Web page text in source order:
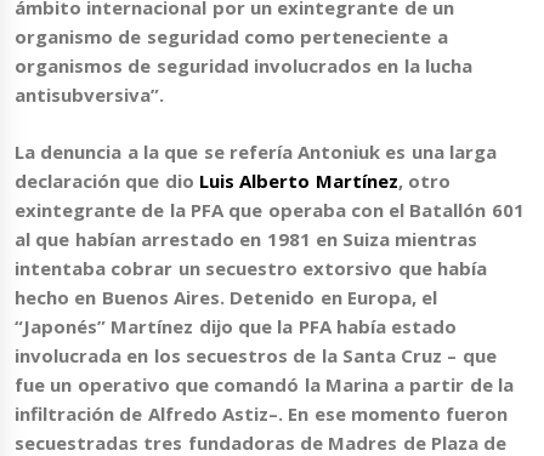
ámbito internacional por un exintegrante de un
organismo de seguridad como perteneciente a
organismos de seguridad involucrados en la lucha
antisubversiva”.
La denuncia a la que se refería Antoniuk es una larga
declaración que dio Luis Alberto Martínez, otro
exintegrante de la PFA que operaba con el Batallón 601
al que habían arrestado en 1981 en Suiza mientras
intentaba cobrar un secuestro extorsivo que había
hecho en Buenos Aires. Detenido en Europa, el
“Japonés” Martínez dijo que la PFA había estado
involucrada en los secuestros de la Santa Cruz – que
fue un operativo que comandó la Marina a partir de la
infiltración de Alfredo Astiz–. En ese momento fueron
secuestradas tres fundadoras de Madres de Plaza de